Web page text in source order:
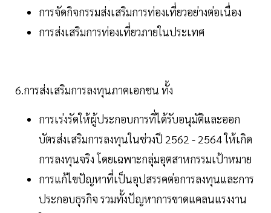
การจัดกิจกรรมส่งเสริมการท่องเที่ยวอย่างต่อเนื่อง
การส่งเสริมการท่องเที่ยวภายในประเทศ
6.การส่งเสริมการลงทุนภาคเอกชน ทั้ง
การเร่งรัดให้ผู้ประกอบการที่ได้รับอนุมัติและออก
บัตรส่งเสริมการลงทุนในช่วงปี 2562 - 2564 ให้เกิด
การลงทุนจริง โดยเฉพาะกลุ่มอุตสาหกรรมเป้าหมาย
การแก้ไขปัญหาที่เป็นอุปสรรคต่อการลงทุนและการ
ประกอบธุรกิจ รวมทั้งปัญหาการขาดแคลนแรงงาน